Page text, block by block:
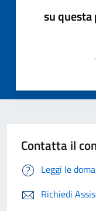
su questa
Contatta il
Leggi le
Richiedi